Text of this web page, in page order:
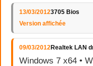
13/03/20123705 Bios
Version affichée
09/03/2012Realtek LAN
Windows 7 x64 •